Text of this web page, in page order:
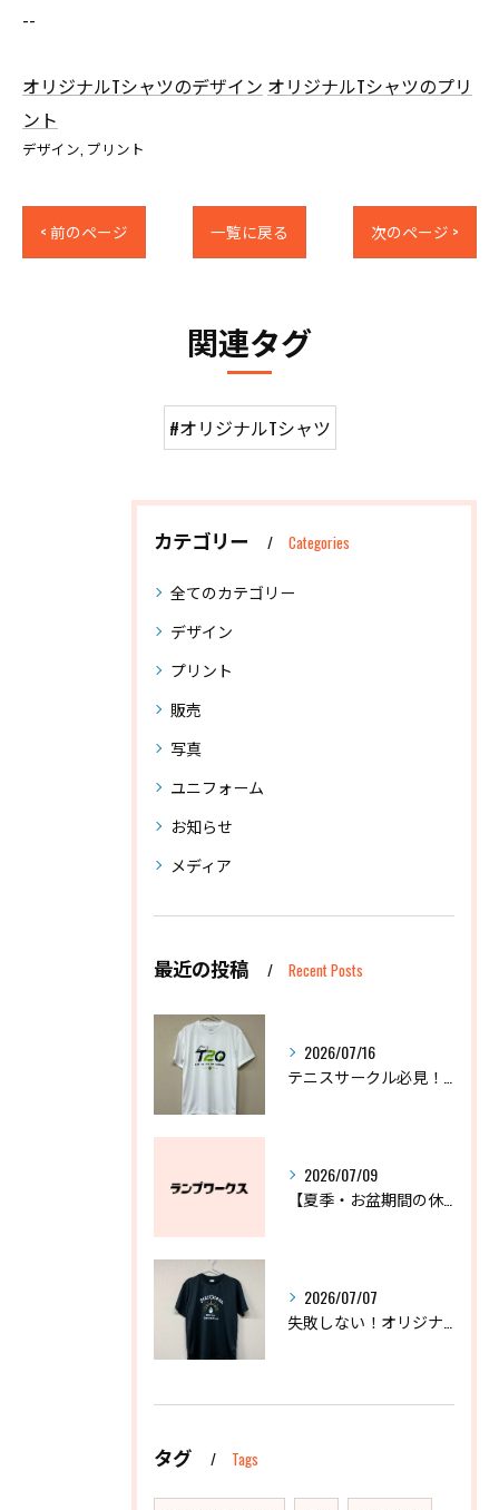
--
オリジナルTシャツのデザイン オリジナルTシャツのプリ
ント
デザイン プリント
< 前のページ 一覧に戻る 次のページ >
関連タグ
#オリジナルTシャツ
カテゴリー Categories
全てのカテゴリー
デザイン
プリント
販売
写真
ユニフォーム
お知らせ
メディア
最近の投稿 Recent Posts
2026/07/16
2026/07/09
【夏季・お盆期間の休業に関するお知らせ】
2026/07/07
タグ Tags